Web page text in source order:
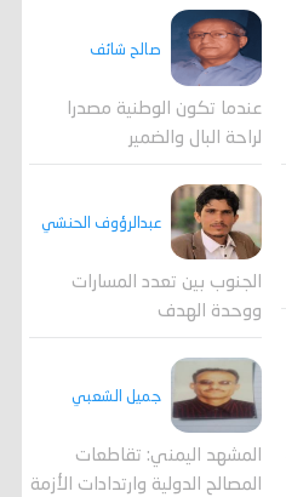
صالح شائف
عندما تكون الوطنية مصدرا
لراحة البال والضمير
عبدالرؤوف الحنشي
الجنوب بين تعدد المسارات
ووحدة الهدف
جميل الشعبي
المشهد اليمني: تقاطعات
المصالح الدولية وارتدادات الأزمة